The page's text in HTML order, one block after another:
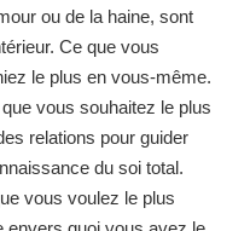
ou de la haine, sont
Ce que vous
le plus en vous-même.
vous souhaitez le plus
relations pour guider
du soi total.
vous voulez le plus